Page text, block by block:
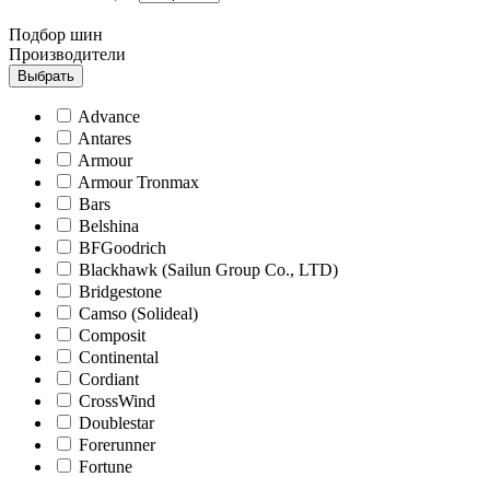
Подбор шин
Производители
Выбрать
Advance
Antares
Armour
Armour Tronmax
Bars
Belshina
BFGoodrich
Blackhawk (Sailun Group Co., LTD)
Bridgestone
Camso (Solideal)
Composit
Continental
Cordiant
CrossWind
Doublestar
Forerunner
Fortune